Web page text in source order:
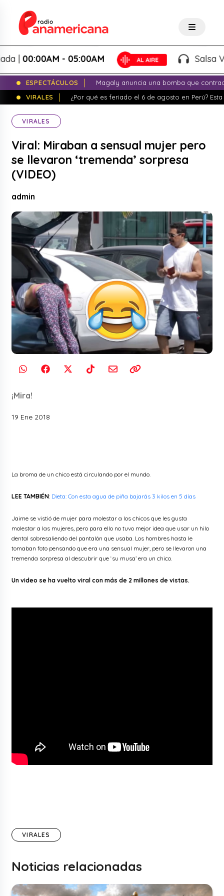
|00:00AM - 05:00AM Salsa
ESPECTÁCULOS
Magaly anuncia una bomba que
VIRALES
¿Por qué es feriado el 6 de agosto en Perú?
VIRALES
Viral: Miraban a sensual mujer pero
se llevaron ‘tremenda’ sorpresa
(VIDEO)
admin
¡Mira!
19 Ene 2018
La broma de un chico está circulando por el mundo.
LEE TAMBIÉN: Dieta: Con esta agua de piña bajarás 3 kilos en 5 días
Jaime se vistió de mujer para molestar a los chicos que les gusta
molestar a las mujeres, pero para ello no tuvo mejor idea que usar un hilo
dental sobresaliendo del pantalón que usaba. Los hombres hasta le
tomaban foto pensando que era una sensual mujer, pero se llevaron una
tremenda sorpresa al descubrir que ‘su musa’ era un chico.
Un video se ha vuelto viral con más de 2 millones de vistas.
VIRALES
Noticias relacionadas